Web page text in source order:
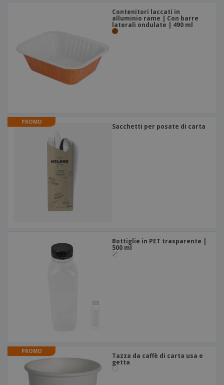
Contenitori laccati in
alluminio rame | Con barre
laterali ondulate | 490 ml
PROMO
Sacchetti per posate di carta
Bottiglie in PET trasparente |
500 ml
PROMO
Tazza da caffè di carta usa e
getta